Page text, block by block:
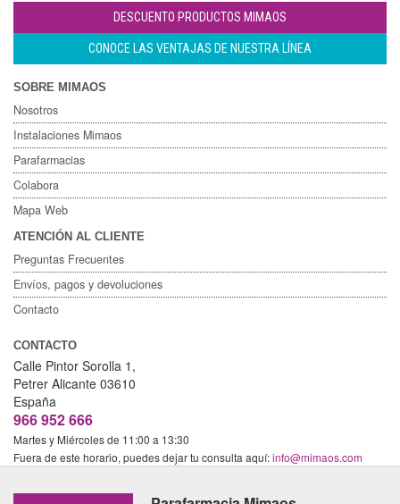
DESCUENTO PRODUCTOS MIMAOS
CONOCE LAS VENTAJAS DE NUESTRA LÍNEA
SOBRE MIMAOS
Nosotros
Instalaciones Mimaos
Parafarmacias
Colabora
Mapa Web
ATENCIÓN AL CLIENTE
Preguntas Frecuentes
Envíos, pagos y devoluciones
Contacto
CONTACTO
Calle Pintor Sorolla 1,
Petrer Alicante 03610
España
966 952 666
Martes y Miércoles de 11:00 a 13:30
Fuera de este horario, puedes dejar tu consulta aquí:info@mimaos.com